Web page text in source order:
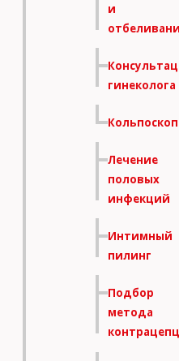
и
гинеколога
Лечение
половых
инфекций
Интимный
пилинг
Подбор
метода